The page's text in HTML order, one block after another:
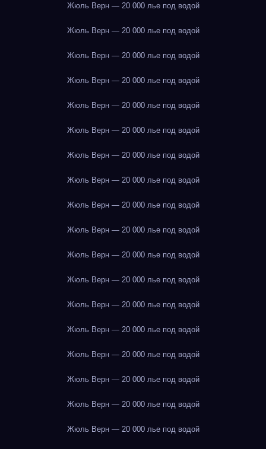
Жюль Верн — 20 000 лье под водой
Жюль Верн — 20 000 лье под водой
Жюль Верн — 20 000 лье под водой
Жюль Верн — 20 000 лье под водой
Жюль Верн — 20 000 лье под водой
Жюль Верн — 20 000 лье под водой
Жюль Верн — 20 000 лье под водой
Жюль Верн — 20 000 лье под водой
Жюль Верн — 20 000 лье под водой
Жюль Верн — 20 000 лье под водой
Жюль Верн — 20 000 лье под водой
Жюль Верн — 20 000 лье под водой
Жюль Верн — 20 000 лье под водой
Жюль Верн — 20 000 лье под водой
Жюль Верн — 20 000 лье под водой
Жюль Верн — 20 000 лье под водой
Жюль Верн — 20 000 лье под водой
Жюль Верн — 20 000 лье под водой